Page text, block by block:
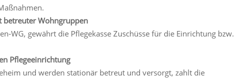
betreuter Wohngruppen
WG, gewährt die Pflegekasse Zuschüsse für die Einrichtung bzw.
Pflegeeinrichtung
und werden stationär betreut und versorgt, zahlt die